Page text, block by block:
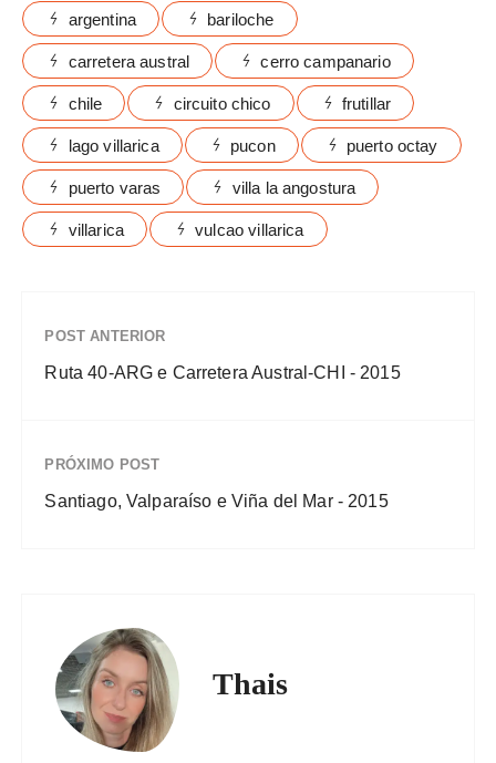
argentina bariloche
carretera austral cerro campanario
chile circuito chico frutillar
lago villarica pucon puerto octay
puerto varas villa la angostura
villarica vulcao villarica
POST ANTERIOR
Ruta 40-ARG e Carretera Austral-CHI - 2015
PRÓXIMO POST
Santiago, Valparaíso e Viña del Mar - 2015
Thais